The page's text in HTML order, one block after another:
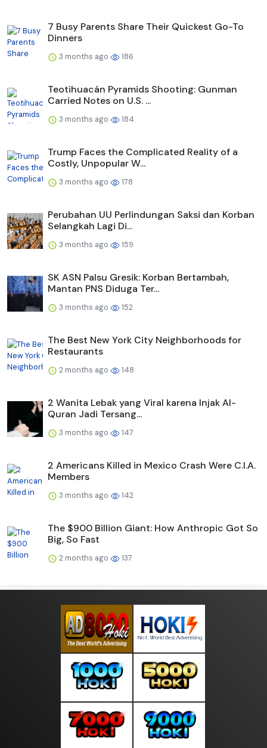
7 Busy Parents Share Their Quickest Go-To
Dinners
3 months ago 186
Teotihuacán Pyramids Shooting: Gunman
Carried Notes on U.S. ...
3 months ago 184
Trump Faces the Complicated Reality of a
Costly, Unpopular W...
3 months ago 178
Perubahan UU Perlindungan Saksi dan Korban
Selangkah Lagi Di...
3 months ago 159
SK ASN Palsu Gresik: Korban Bertambah,
Mantan PNS Diduga Ter...
3 months ago 152
The Best New York City Neighborhoods for
Restaurants
2 months ago 148
2 Wanita Lebak yang Viral karena Injak Al-
Quran Jadi Tersang...
3 months ago 147
2 Americans Killed in Mexico Crash Were C.I.A.
Members
3 months ago 142
The $900 Billion Giant: How Anthropic Got So
Big, So Fast
2 months ago 137